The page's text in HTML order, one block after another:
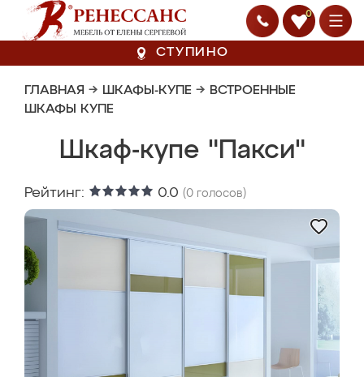
0
СТУПИНО
ГЛАВНАЯ → ШКАФЫ-КУПЕ → ВСТРОЕННЫЕ
ШКАФЫ КУПЕ
Шкаф-купе "Пакси"
Рейтинг: 0.0 (0 голосов)